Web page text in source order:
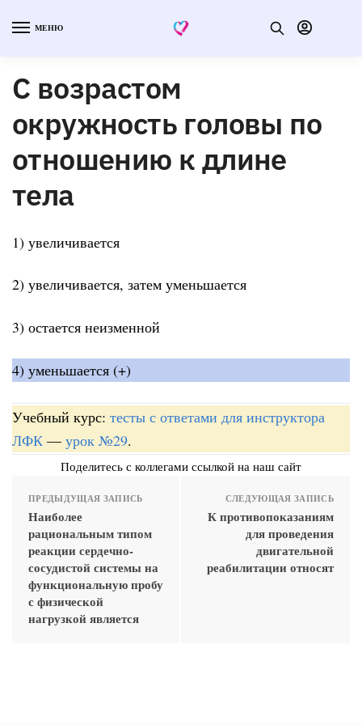
МЕНЮ
С возрастом
окружность головы по
отношению к длине
тела
1) увеличивается
2) увеличивается, затем уменьшается
3) остается неизменной
4) уменьшается (+)
Учебный курс: тесты с ответами для инструктора
ЛФК — урок №29.
Поделитесь с коллегами ссылкой на наш сайт
ПРЕДЫДУЩАЯ ЗАПИСЬ
Наиболее
рациональным типом
реакции сердечно-
сосудистой системы на
функциональную пробу
с физической
нагрузкой является
СЛЕДУЮЩАЯ ЗАПИСЬ
К противопоказаниям
для проведения
двигательной
реабилитации относят